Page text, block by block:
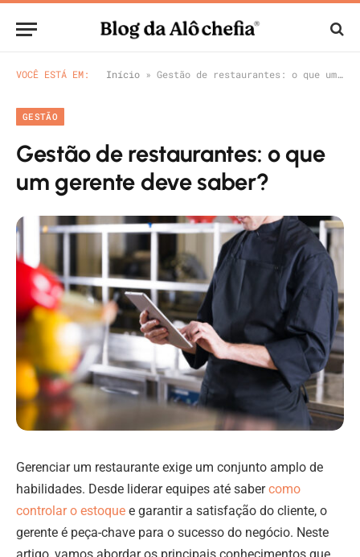
VOCÊ ESTÁ EM: Início » Gestão de restaurantes: o que um gerente deve saber?
GESTÃO
Gestão de restaurantes: o que
um gerente deve saber?
Gerenciar um restaurante exige um conjunto amplo de
habilidades. Desde liderar equipes até sabercomo
controlar o estoque e garantir a satisfação do cliente, o
gerente é peça-chave para o sucesso do negócio. Neste
artigo, vamos abordar os principais conhecimentos que